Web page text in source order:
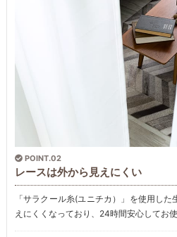
POINT.02
レースは外から見えにくい
「サラクール糸(ユニチカ）」を使用し
えにくくなっており、24時間安心してお